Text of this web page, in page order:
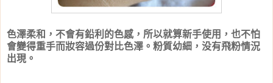
色澤柔和，不會有鉛利的色感，所以就算新手使用，也不怕
會變得重手而妝容過份對比色澤。粉質幼細，没有飛粉情況
出現。